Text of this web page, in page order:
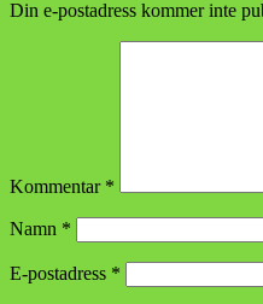
Din e-postadress kommer inte
Kommentar *
Namn *
E-postadress *